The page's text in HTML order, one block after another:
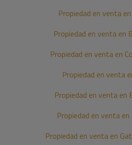
Propiedad en venta
Propiedad en venta en
Propiedad en venta en
Propiedad en venta
Propiedad en venta en
Propiedad en venta en
Propiedad en venta en